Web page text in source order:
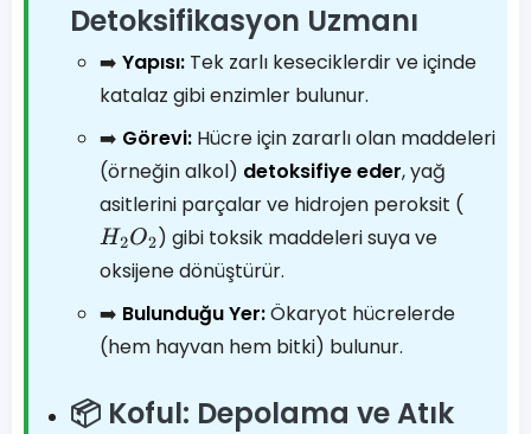
Detoksifikasyon Uzmanı
➡️ Yapısı: Tek zarlı keseciklerdir ve içinde
katalaz gibi enzimler bulunur.
➡️ Görevi: Hücre için zararlı olan maddeleri
(örneğin alkol) detoksifiye eder, yağ
asitlerini parçalar ve hidrojen peroksit (
H2O2 ) gibi toksik maddeleri suya ve
oksijene dönüştürür.
➡️ Bulunduğu Yer:Ökaryot hücrelerde
(hem hayvan hem bitki) bulunur.
📦 Koful: Depolama ve Atık